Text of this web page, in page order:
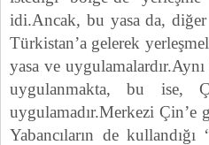
idi.Ancak, bu yasa da,
Türkistan’a gelerek
yasa ve
uygulanmakta, bu ise,
uygulamadır.Merkezi
Yabancıların de